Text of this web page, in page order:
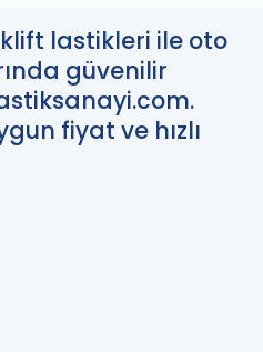
lastikleri ile oto
güvenilir
fiyat ve hızlı